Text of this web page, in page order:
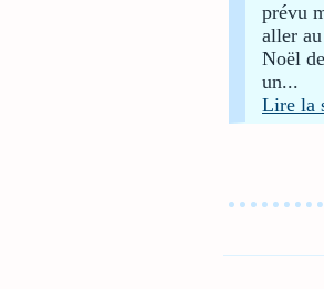
prévu
aller
Noël
un...
Lire la